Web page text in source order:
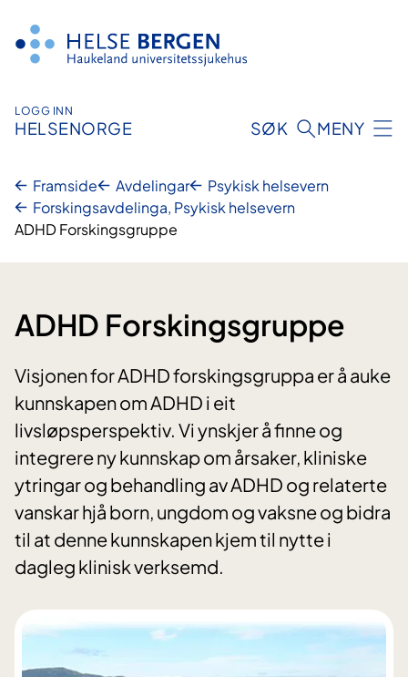
innhald
LOGG INN
HELSENORGE SØK MENY
Framside Avdelingar
Psykisk helsevern
Forskingsavdelinga, Psykisk helsevern
ADHD Forskingsgruppe
ADHD Forskingsgruppe
Visjonen for ADHD forskingsgruppa er å auke
kunnskapen om ADHD i eit
livsløpsperspektiv. Vi ynskjer å finne og
integrere ny kunnskap om årsaker, kliniske
ytringar og behandling av ADHD og relaterte
vanskar hjå born, ungdom og vaksne og bidra
til at denne kunnskapen kjem til nytte i
dagleg klinisk verksemd.